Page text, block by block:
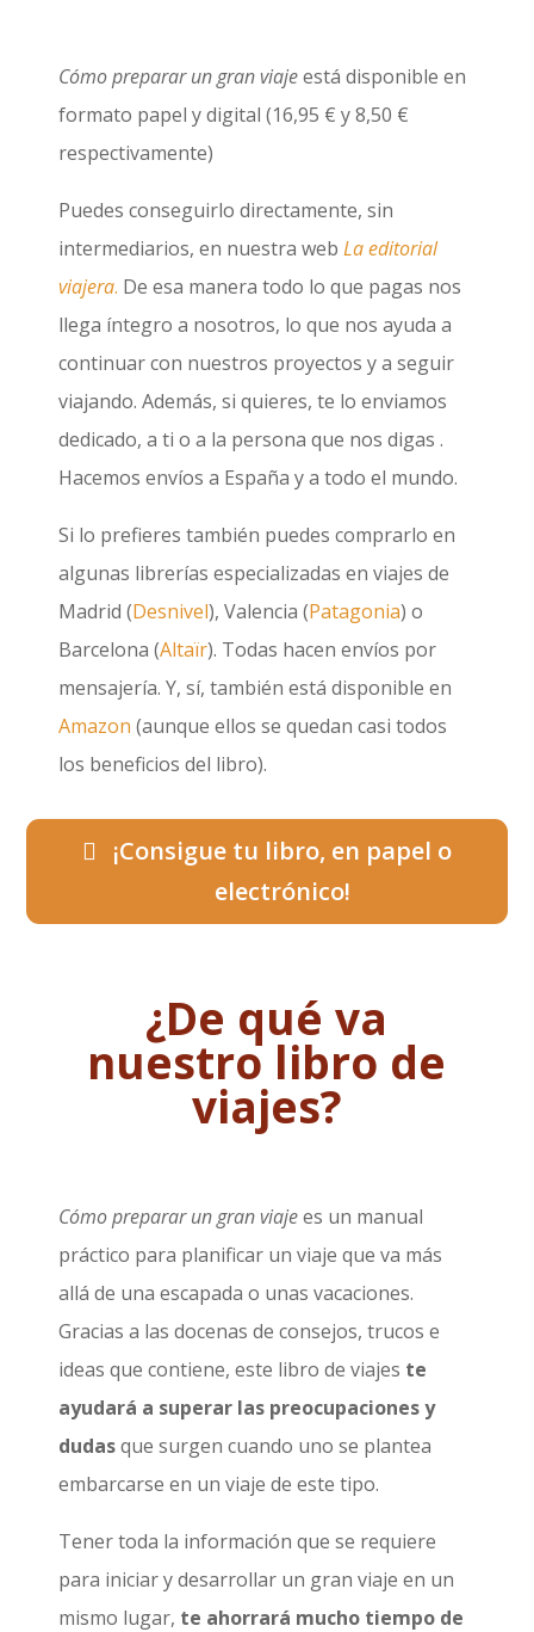
Cómo preparar un gran viajeestá disponible en
formato papel y digital (16,95 € y 8,50 €
respectivamente)
Puedes conseguirlo directamente, sin
intermediarios, en nuestra web La editorial
viajera. De esa manera todo lo que pagas nos
llega íntegro a nosotros, lo que nos ayuda a
continuar con nuestros proyectos y a seguir
viajando. Además, si quieres, te lo enviamos
dedicado, a ti o a la persona que nos digas .
Hacemos envíos a España y a todo el mundo.
Si lo prefieres también puedes comprarlo en
algunas librerías especializadas en viajes de
Madrid (Desnivel), Valencia (Patagonia) o
Barcelona (Altaïr). Todas hacen envíos por
mensajería. Y, sí, también está disponible en
Amazon (aunque ellos se quedan casi todos
los beneficios del libro).
¡Consigue tu libro, en papel o
electrónico!
¿De qué va
nuestro libro de
viajes?
Cómo preparar un gran viajees un manual
práctico para planificar un viaje que va más
allá de una escapada o unas vacaciones.
Gracias a las docenas de consejos, trucos e
ideas que contiene, este libro de viajes te
ayudará a superar las preocupaciones y
dudasque surgen cuando uno se plantea
embarcarse en un viaje de este tipo.
Tener toda la información que se requiere
para iniciar y desarrollar un gran viaje en un
mismo lugar, te ahorrará mucho tiempo de